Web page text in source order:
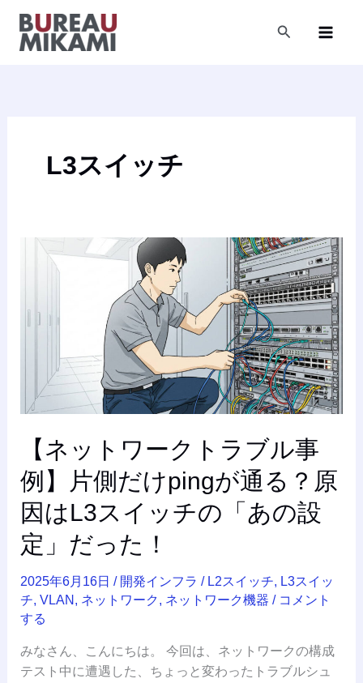
検
L3スイッチ
【ネットワークトラブル事
例】片側だけpingが通る？原
因はL3スイッチの「あの設
定」だった！
2025年6月16日 / 開発インフラ / L2スイッチ, L3スイッ
チ, VLAN , ネットワーク , ネットワーク機器 / コメント
する
みなさん、こんにちは。 今回は、ネットワークの構成
テスト中に遭遇した、ちょっと変わったトラブルシュ
【ネ
ワ
ー
ブ
例】
片
側
だ
け
通
原
因